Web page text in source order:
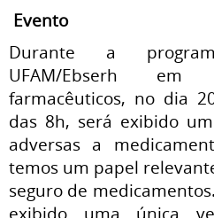
Evento
Durante a
UFAM/Ebserh em
farmacêuticos, no dia
das 8h, será exibido
adversas a
temos um papel
seguro de
exibido uma única